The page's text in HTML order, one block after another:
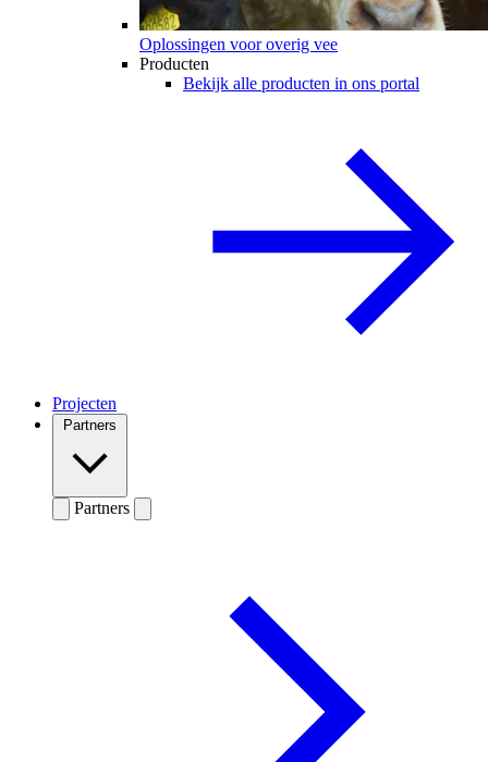
Oplossingen voor overig vee
Producten
Bekijk alle producten in ons portal
Projecten
Partners
Partners